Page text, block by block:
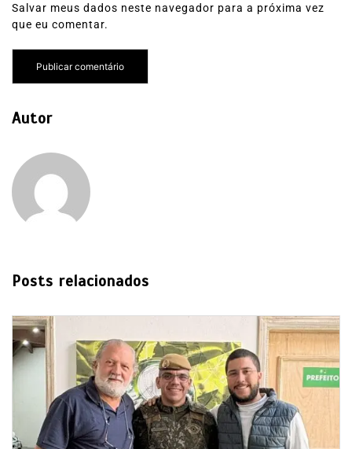
Salvar meus dados neste navegador para a próxima vez
que eu comentar.
Autor
Posts relacionados